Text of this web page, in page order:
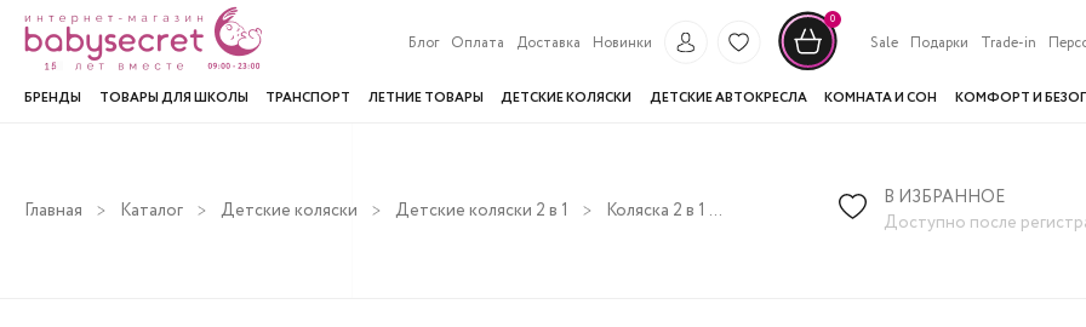
Блог Оплата Доставка Новинки
0
Sale Подарки Trade-in
БРЕНДЫ ТОВАРЫ ДЛЯ ШКОЛЫ ТРАНСПОРТ ЛЕТНИЕ ТОВАРЫ ДЕТСКИЕ КОЛЯСКИ ДЕТСКИЕ АВТОКРЕСЛА КОМНАТА И СОН КОМФОРТ И
Главная Каталог Детские коляски Детские коляски 2 в 1 Коляска 2 в 1 Cybex Mios IV 2026 Sepia Black (шасси на выбор)
В ИЗБРАННОЕ
Доступно после